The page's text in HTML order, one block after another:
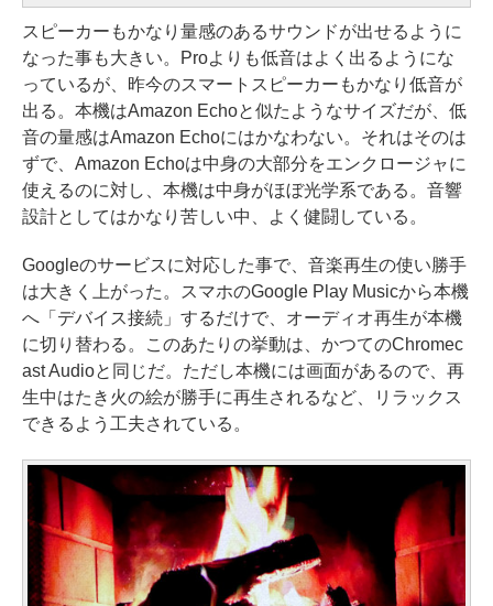
スピーカーもかなり量感のあるサウンドが出せるように
なった事も大きい。Proよりも低音はよく出るようにな
っているが、昨今のスマートスピーカーもかなり低音が
出る。本機はAmazon Echoと似たようなサイズだが、低
音の量感はAmazon Echoにはかなわない。それはそのは
ずで、Amazon Echoは中身の大部分をエンクロージャに
使えるのに対し、本機は中身がほぼ光学系である。音響
設計としてはかなり苦しい中、よく健闘している。
Googleのサービスに対応した事で、音楽再生の使い勝手
は大きく上がった。スマホのGoogle Play Musicから本機
へ「デバイス接続」するだけで、オーディオ再生が本機
に切り替わる。このあたりの挙動は、かつてのChromec
ast Audioと同じだ。ただし本機には画面があるので、再
生中はたき火の絵が勝手に再生されるなど、リラックス
できるよう工夫されている。